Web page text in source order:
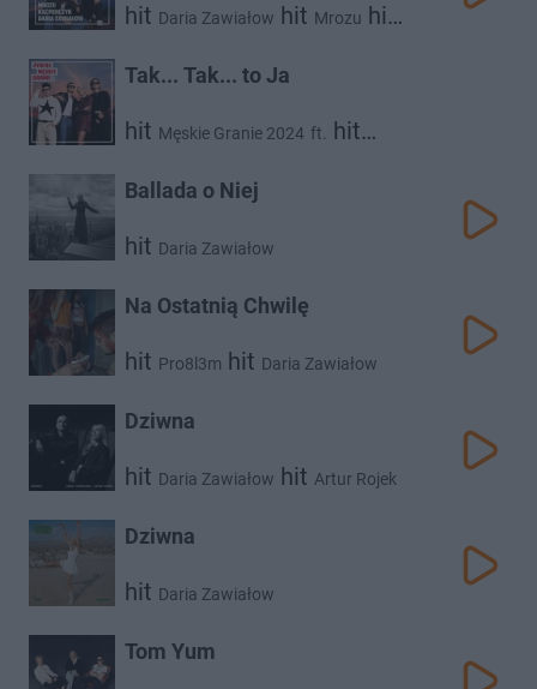
hit Daria Zawiałow hit Mrozu hit
Tak... Tak... to Ja
hit Męskie Granie 2024 ft. hit
Kacperczyk
Ballada o Niej
hit Daria Zawiałow
Na Ostatnią Chwilę
hit Pro8l3m hit Daria Zawiałow
Dziwna
hit Daria Zawiałow hit Artur Rojek
Dziwna
hit Daria Zawiałow
Tom Yum